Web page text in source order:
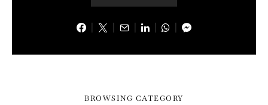
BROWSING CATEGORY